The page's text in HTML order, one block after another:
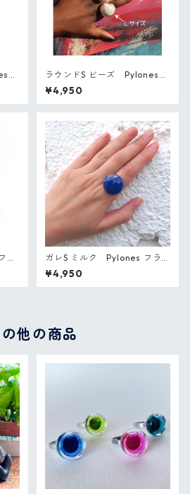
ラウンドS ビーズ Pylones
フランス ガラスのリング
¥4,950
ラ
ガレS ミルク Pylones フラ
ンス ガラスのリング
¥4,950
他の商品